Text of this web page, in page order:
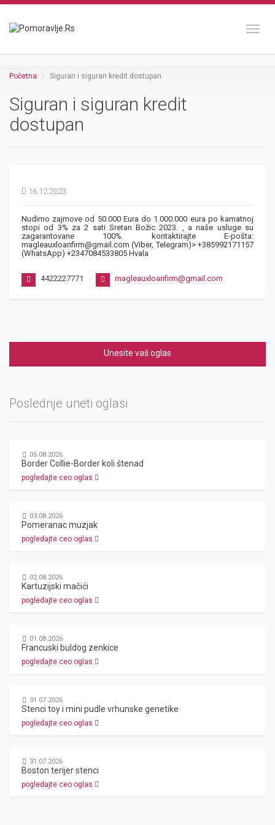
Početna Siguran i siguran kredit dostupan
Siguran i siguran kredit
dostupan
16.12.2023
Nudimo zajmove od 50.000 Eura do 1.000.000 eura po kamatnoj
stopi od 3% za 2 sati Sretan Božic 2023. , a naše usluge su
zagarantovane 100%. kontaktirajte E-pošta:
magleauxloanfirm@gmail.com (Viber, Telegram)> +385992171157
(WhatsApp) +2347084533805 Hvala
4422227771 magleauxloanfirm@gmail.com
Unesite vaš oglas
Poslednje uneti oglasi
05.08.2026
Border Collie-Border koli štenad
pogledajte ceo oglas
03.08.2026
Pomeranac muzjak
pogledajte ceo oglas
02.08.2026
Kartuzijski mačići
pogledajte ceo oglas
01.08.2026
Francuski buldog zenkice
pogledajte ceo oglas
31.07.2026
Stenci toy i mini pudle vrhunske genetike
pogledajte ceo oglas
31.07.2026
Boston terijer stenci
pogledajte ceo oglas